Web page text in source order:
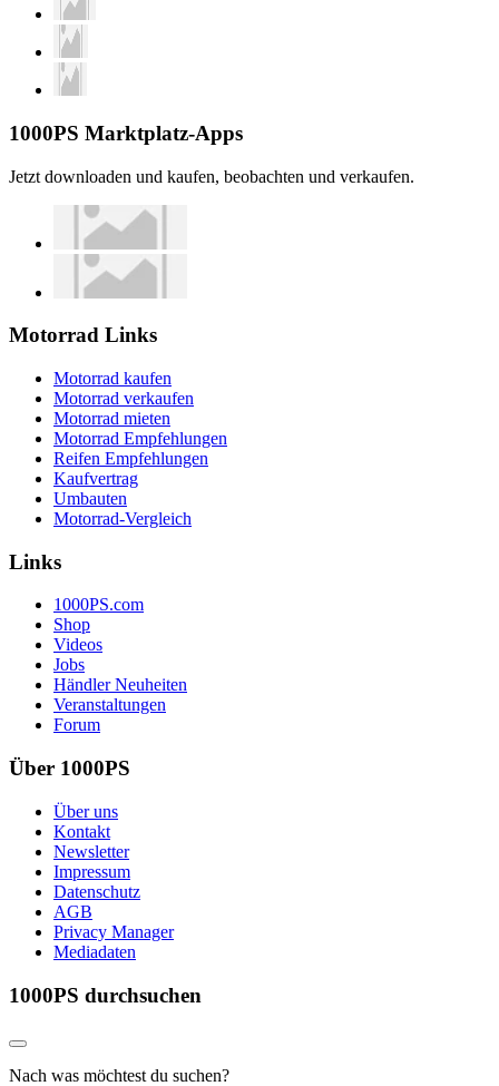
1000PS Marktplatz-Apps
Jetzt downloaden und kaufen, beobachten und verkaufen.
Motorrad Links
Motorrad kaufen
Motorrad verkaufen
Motorrad mieten
Motorrad Empfehlungen
Reifen Empfehlungen
Kaufvertrag
Umbauten
Motorrad-Vergleich
Links
1000PS.com
Shop
Videos
Jobs
Händler Neuheiten
Veranstaltungen
Forum
Über 1000PS
Über uns
Kontakt
Newsletter
Impressum
Datenschutz
AGB
Privacy Manager
Mediadaten
1000PS durchsuchen
Nach was möchtest du suchen?